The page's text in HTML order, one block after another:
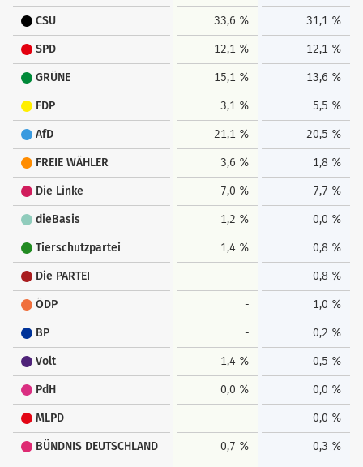
CSU 33,6 % 31,1 %
SPD 12,1 % 12,1 %
GRÜNE 15,1 % 13,6 %
FDP 3,1 % 5,5 %
AfD 21,1 % 20,5 %
FREIE WÄHLER 3,6 % 1,8 %
Die Linke 7,0 % 7,7 %
dieBasis 1,2 % 0,0 %
Tierschutzpartei 1,4 % 0,8 %
Die PARTEI - 0,8 %
ÖDP - 1,0 %
BP - 0,2 %
Volt 1,4 % 0,5 %
PdH 0,0 % 0,0 %
MLPD - 0,0 %
BÜNDNIS DEUTSCHLAND 0,7 % 0,3 %